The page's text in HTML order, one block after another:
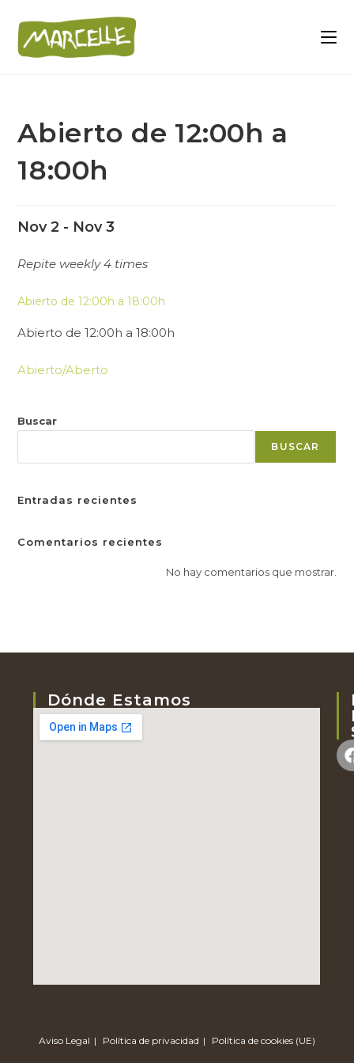
Abierto de 12:00h a
18:00h
Nov 2 - Nov 3
Repite weekly 4 times
Abierto de 12:00h a 18:00h
Abierto de 12:00h a 18:00h
Abierto/Aberto
Buscar
BUSCAR
Entradas recientes
Comentarios recientes
No hay comentarios que mostrar.
Dónde Estamos
Aviso Legal Política de privacidad Política de cookies (UE)